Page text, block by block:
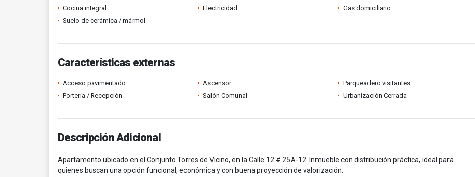
Cocina integral
Electricidad
Gas domiciliario
Suelo de cerámica / mármol
Características externas
Acceso pavimentado Ascensor
Parqueadero visitantes
Portería / Recepción
Salón Comunal Urbanización Cerrada
Descripción Adicional
Apartamento ubicado en el Conjunto Torres de Vicino, en la Calle 12 # 25A-12. Inmueble con distribución práctica, ideal para
quienes buscan una opción funcional, económica y con buena proyección de valorización.